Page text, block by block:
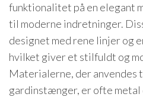
funktionalitet på en elegant
til moderne indretninger.
designet med rene linjer og
hvilket giver et stilfuldt og
Materialerne, der anvendes
gardinstænger, er ofte